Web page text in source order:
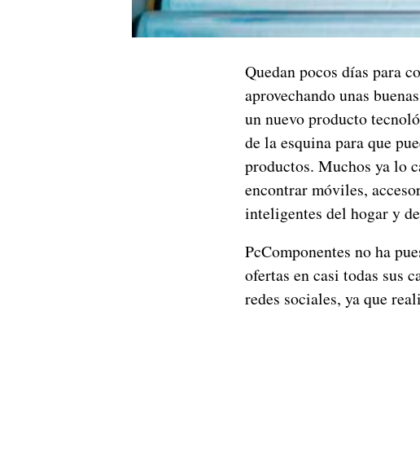
Quedan pocos días para
aprovechando unas
un nuevo producto
de la esquina para que
productos. Muchos ya lo
encontrar móviles,
inteligentes del hogar y
PcComponentes no ha
ofertas en casi todas sus
redes sociales, ya que